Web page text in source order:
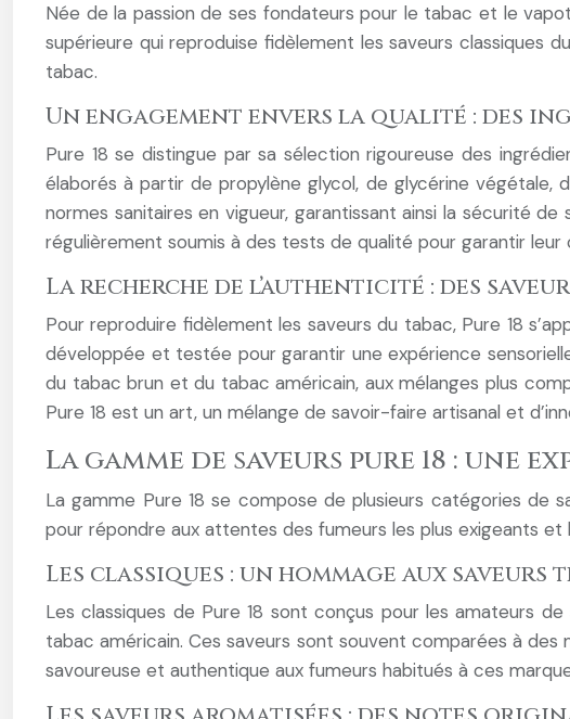
Née de la passion de ses fondateurs pour le tabac et le
supérieure qui reproduise fidèlement les saveurs classiques
tabac.
Un engagement envers la qualité : des
Pure 18 se distingue par sa sélection rigoureuse des
élaborés à partir de propylène glycol, de glycérine végétale,
normes sanitaires en vigueur, garantissant ainsi la sécurité
régulièrement soumis à des tests de qualité pour garantir
La recherche de l’authenticité : des
Pour reproduire fidèlement les saveurs du tabac, Pure 18
développée et testée pour garantir une expérience
du tabac brun et du tabac américain, aux mélanges plus
Pure 18 est un art, un mélange de savoir-faire artisanal et
La gamme de saveurs pure 18 :
La gamme Pure 18 se compose de plusieurs catégories de
pour répondre aux attentes des fumeurs les plus exigeants
Les classiques : un hommage aux
Les classiques de Pure 18 sont conçus pour les amateurs
tabac américain. Ces saveurs sont souvent comparées à
savoureuse et authentique aux fumeurs habitués à ces